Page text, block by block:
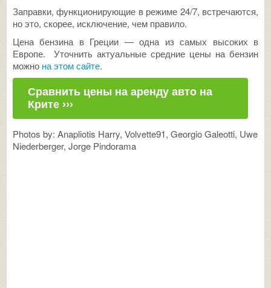
Заправки, функционирующие в режиме 24/7, встречаются,
но это, скорее, исключение, чем правило.
Цена бензина в Греции — одна из самых высоких в
Европе. Уточнить актуальные средние цены на бензин
можно на этом сайте.
Сравнить цены на аренду авто на
Крите ›››
Photos by: Anapliotis Harry, Volvette91, Georgio Galeotti, Uwe
Niederberger, Jorge Pindorama